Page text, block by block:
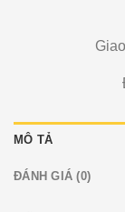
MÔ TẢ
ĐÁNH GIÁ (0)